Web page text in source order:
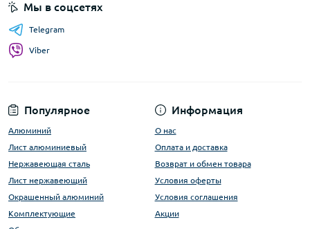
Популярное
Алюминий
Лист алюминиевый
Нержавеющая сталь
Лист нержавеющий
Окрашенный алюминий
Комплектующие
Информация
О нас
Оплата и доставка
Возврат и обмен товара
Условия оферты
Условия соглашения
Акции
Мы в соцсетях
Telegram
Viber